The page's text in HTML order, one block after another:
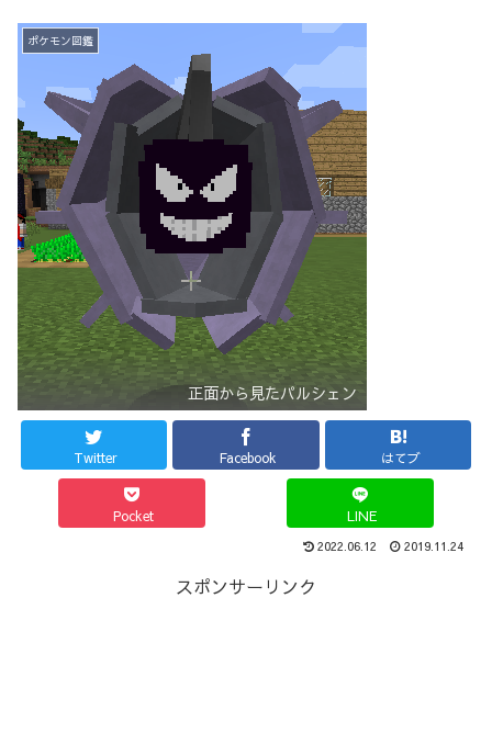
ポケモン図鑑
正面から見たパルシェン
Twitter Facebook はてブ
Pocket LINE
2022.06.12 2019.11.24
スポンサーリンク